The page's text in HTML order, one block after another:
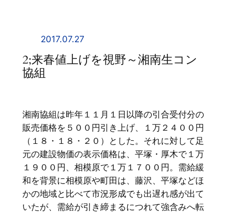
2017.07.27
2;来春値上げを視野～湘南生コン
協組
湘南協組は昨年１１月１日以降の引合受付分の
販売価格を５００円引き上げ、１万２４００円
（１８・１８・２０）とした。それに対して足
元の建設物価の表示価格は、平塚・厚木で１万
１９００円、相模原で１万１７００円。需給緩
和を背景に相模原や町田は、藤沢、平塚などほ
かの地域と比べて市況形成でも出遅れ感が出て
いたが、需給が引き締まるにつれて強含みへ転